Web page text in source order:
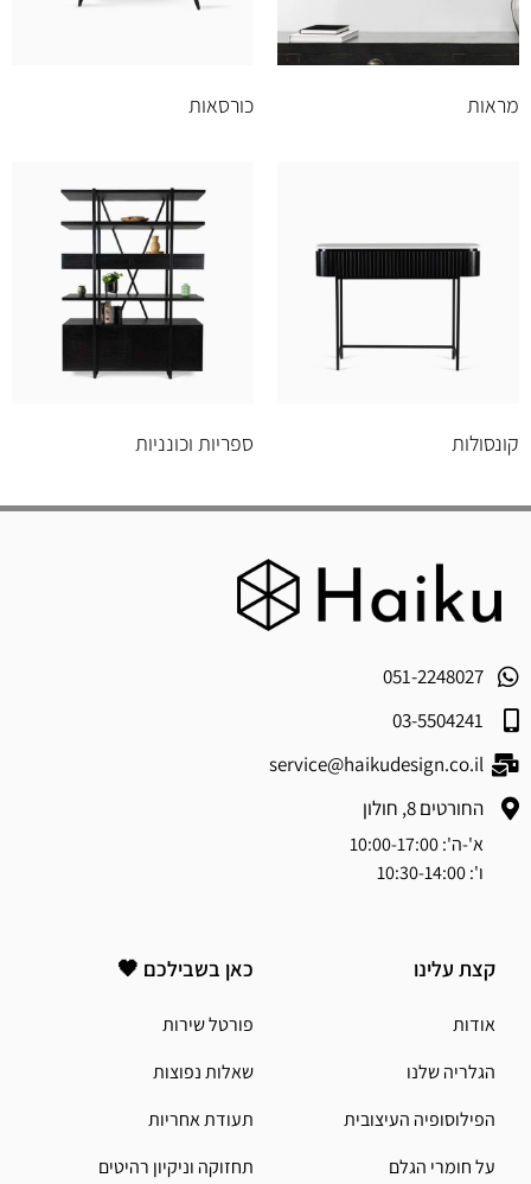
מראות כורסאות
קונסולות ספריות וכונניות
051-2248027
03-5504241
service@haikudesign.co.il
החורטים 8, חולון
א'-ה': 10:00-17:00
ו': 10:30-14:00
קצת עלינו
אודות
הגלריה שלנו
הפילוסופיה העיצובית
על חומרי הגלם
כאן בשבילכם 🖤
פורטל שירות
שאלות נפוצות
תעודת אחריות
תחזוקה וניקיון רהיטים